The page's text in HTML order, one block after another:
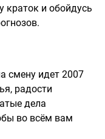
краток и обойдусь
смену идет 2007
радости
дела
во всём вам